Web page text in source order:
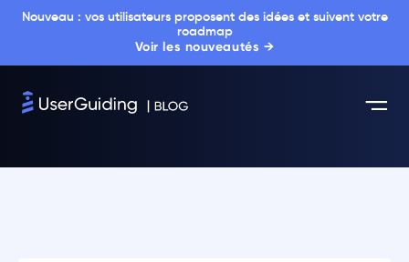
Nouveau : vos utilisateurs proposent des idées et suivent votre
roadmap
Voir les nouveautés →